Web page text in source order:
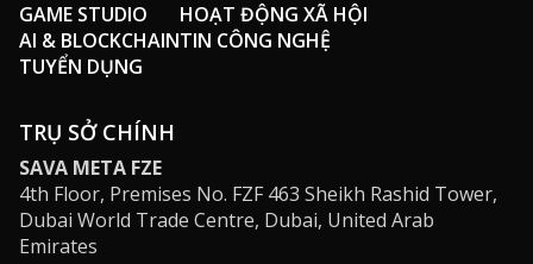
GAME STUDIO
AI & BLOCKCHAIN
TUYỂN DỤNG
HOẠT ĐỘNG XÃ HỘI
TIN CÔNG NGHỆ
TRỤ SỞ CHÍNH
SAVA META FZE
4th Floor, Premises No. FZF 463 Sheikh Rashid Tower,
Dubai World Trade Centre, Dubai, United Arab
Emirates